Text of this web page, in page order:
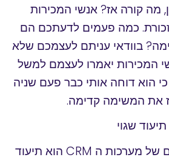
מה קורה אז? אנשי המכירות
כמה פעמים לדעתכם הם
בוודאי עניתם לעצמכם שלא
המכירות יאמרו לעצמם למשל
הוא דוחה אותי כבר פעם שניה
את המשימה קדימה.
שגוי
הבעיה הגדולה בעולם של מערכות ה CRM הוא תיעוד